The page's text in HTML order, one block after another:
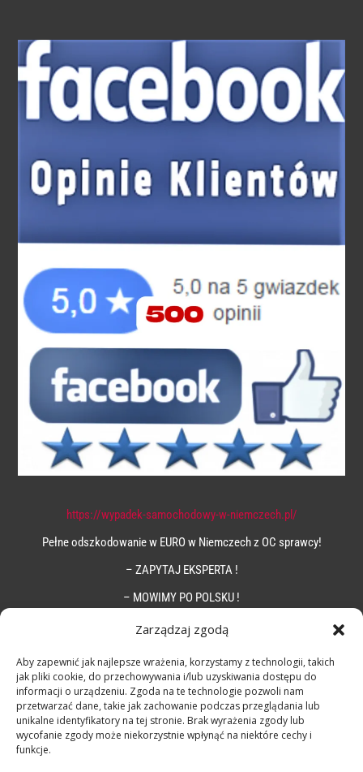
Zarządzaj zgodą
Aby zapewnić jak najlepsze wrażenia, korzystamy z technologii, takich
jak pliki cookie, do przechowywania i/lub uzyskiwania dostępu do
informacji o urządzeniu. Zgoda na te technologie pozwoli nam
przetwarzać dane, takie jak zachowanie podczas przeglądania lub
unikalne identyfikatory na tej stronie. Brak wyrażenia zgody lub
wycofanie zgody może niekorzystnie wpłynąć na niektóre cechy i
funkcje.
https://wypadek-samochodowy-w-niemczech.pl/
Pełne odszkodowanie w EURO w Niemczech z OC sprawcy!
– ZAPYTAJ EKSPERTA !
– MOWIMY PO POLSKU !